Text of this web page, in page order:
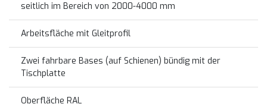
seitlich im Bereich von 2000-4000 mm
Arbeitsfläche mit Gleitprofil
Zwei fahrbare Bases (auf Schienen) bündig mit der
Tischplatte
Oberfläche RAL